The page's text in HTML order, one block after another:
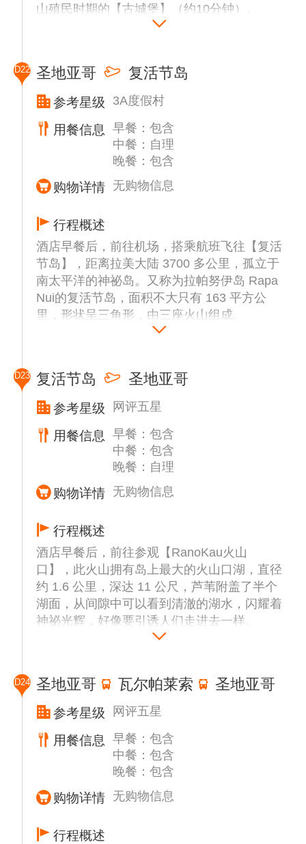
山殖民时期的【古城堡】（约10分钟）。
D22 圣地亚哥 复活节岛
参考星级 3A度假村
用餐信息
早餐：包含
中餐：自理
晚餐：包含
购物详情 无购物信息
行程概述
酒店早餐后，前往机场，搭乘航班飞往【复活
节岛】，距离拉美大陆 3700 多公里，孤立于
南太平洋的神祕岛。又称为拉帕努伊岛 Rapa
Nui的复活节岛，面积不大只有 163 平方公
里，形状呈三角形，由三座火山组成。
抵达后，热情好客的岛民将为您献上花环，欢
供红色石材的【Puna Pao火山采石场】，
【Ahu Akivi 7尊面向大海的石像】（共约1小
时）。
D23 复活节岛 圣地亚哥
参考星级 网评五星
用餐信息
早餐：包含
中餐：包含
晚餐：自理
购物详情 无购物信息
行程概述
酒店早餐后，前往参观【RanoKau火山
口】，此火山拥有岛上最大的火山口湖，直径
约 1.6 公里，深达 11 公尺，芦苇附盖了半个
湖面，从间隙中可以看到清澈的湖水，闪耀着
神祕光辉，好像要引诱人们走进去一样。
即将结束复活节岛之旅之前，我们再次了解当
地，海拔约 310 米，拥有面向全岛和太平洋
的壮丽视野，目前村子里有一条1公里长的小
径，我们可以近距离的欣赏复员后的房屋和岩
画艺术到此，复活节岛神秘之旅结束，前往机
场，乘机返回圣地亚哥。
D24 圣地亚哥 瓦尔帕莱索 圣地亚哥
参考星级 网评五星
用餐信息
早餐：包含
中餐：包含
晚餐：包含
购物详情 无购物信息
行程概述